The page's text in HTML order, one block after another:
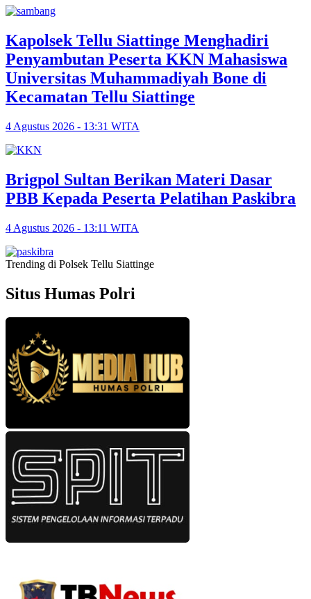
Kapolsek Tellu Siattinge Menghadiri
Penyambutan Peserta KKN Mahasiswa
Universitas Muhammadiyah Bone di
Kecamatan Tellu Siattinge
4 Agustus 2026 - 13:31 WITA
Brigpol Sultan Berikan Materi Dasar
PBB Kepada Peserta Pelatihan Paskibra
4 Agustus 2026 - 13:11 WITA
Trending di Polsek Tellu Siattinge
Situs Humas Polri